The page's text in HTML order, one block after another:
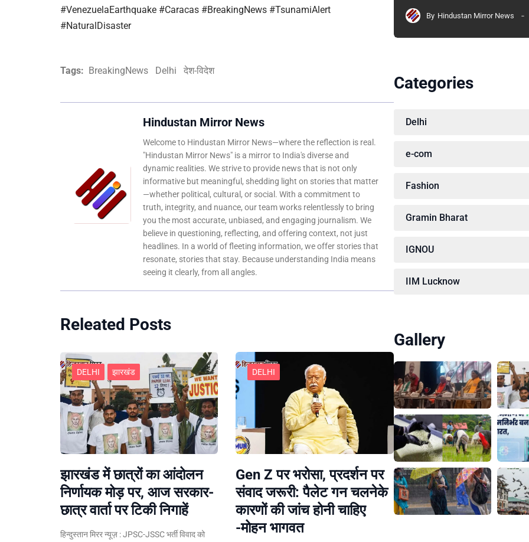
#VenezuelaEarthquake #Caracas #BreakingNews #TsunamiAlert
#NaturalDisaster
Tags: BreakingNews Delhi देश-विदेश
Hindustan Mirror News
Welcome to Hindustan Mirror News—where the reflection is real.
"Hindustan Mirror News" is a mirror to India's diverse and
dynamic realities. We strive to provide news that is not only
informative but meaningful, shedding light on stories that matter
—whether political, cultural, or social. With a commitment to
truth, integrity, and nuance, our team works relentlessly to bring
you the most accurate, unbiased, and engaging journalism. We
believe in questioning, reflecting, and offering context, not just
headlines. In a world of fleeting information, we offer stories that
resonate, stories that stay. Because understanding India means
seeing it clearly, from all angles.
Releated Posts
DELHI झारखंड
झारखंड में छात्रों का आंदोलन
निर्णायक मोड़ पर, आज सरकार-
छात्र वार्ता पर टिकी निगाहें
हिन्दुस्तान मिरर न्यूज़ : JPSC-JSSC भर्ती विवाद को
DELHI
Gen Z पर भरोसा, प्रदर्शन पर
संवाद जरूरी: पैलेट गन चलनेके
कारणों की जांच होनी चाहिए
-मोहन भागवत
By Hindustan Mirror News
Categories
Delhi
e-com
Fashion
Gramin Bharat
IGNOU
IIM Lucknow
Gallery